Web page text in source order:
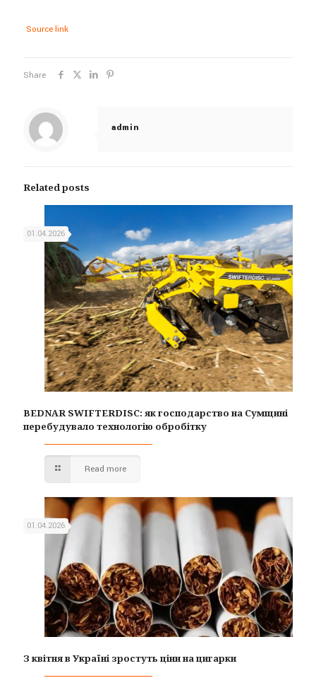
Source link
Share
admin
Related posts
01.04.2026
BEDNAR SWIFTERDISC: як господарство на Сумщині
перебудувало технологію обробітку
Read more
01.04.2026
З квітня в Україні зростуть ціни на цигарки